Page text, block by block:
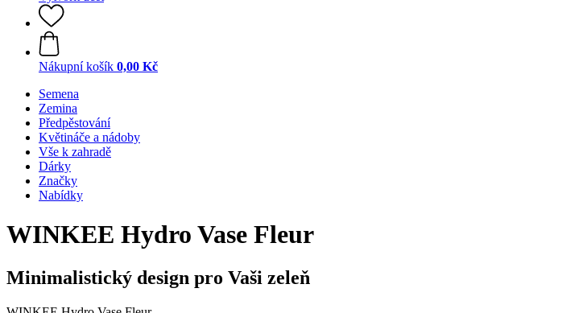
Nákupní košík 0,00 Kč
Semena
Zemina
Předpěstování
Květináče a nádoby
Vše k zahradě
Dárky
Značky
Nabídky
WINKEE Hydro Vase Fleur
Minimalistický design pro Vaši zeleň